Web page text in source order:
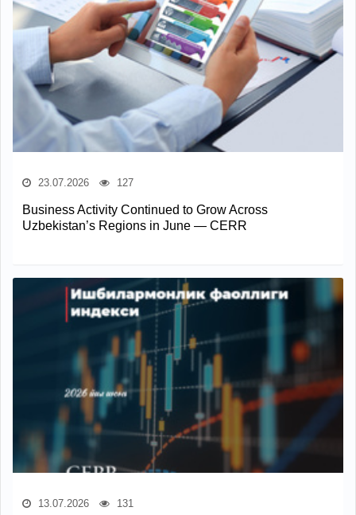
23.07.2026 127
Business Activity Continued to Grow Across
Uzbekistan’s Regions in June — CERR
13.07.2026 131